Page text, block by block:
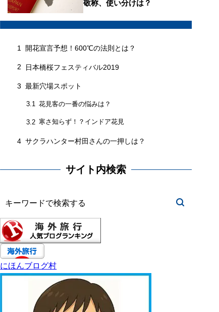
敬称、使い分けは？
1 開花宣言予想！600℃の法則とは？
2 日本橋桜フェスティバル2019
3 最新穴場スポット
3.1 花見客の一番の悩みは？
3.2 寒さ知らず！？インドア花見
4 サクラハンター村田さんの一押しは？
サイト内検索
にほんブログ村